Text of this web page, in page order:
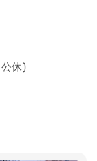
休)